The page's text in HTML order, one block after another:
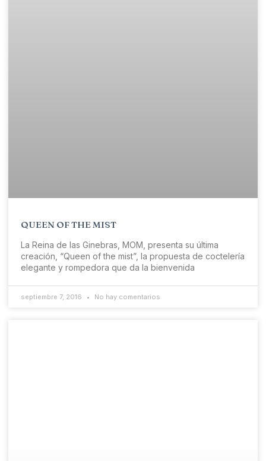
QUEEN OF THE MIST
La Reina de las Ginebras, MOM, presenta su última
creación, “Queen of the mist”, la propuesta de coctelería
elegante y rompedora que da la bienvenida
septiembre 7, 2016 No hay comentarios